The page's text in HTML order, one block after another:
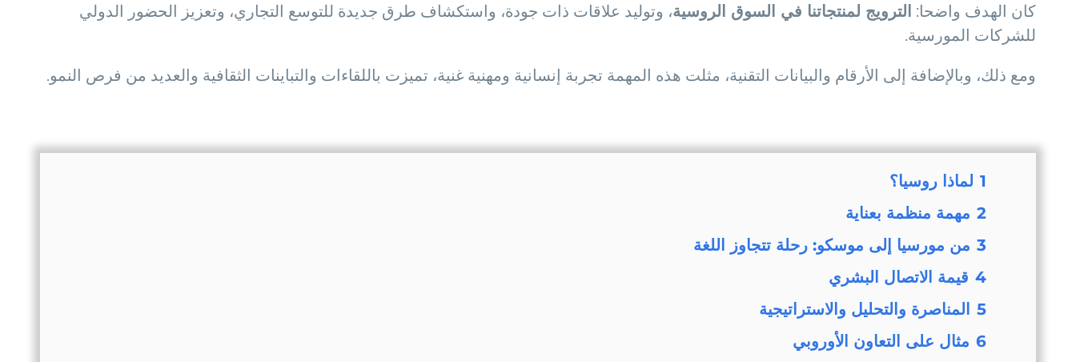
كان الهدف واضحا: الترويج لمنتجاتنا في السوق الروسية، وتوليد علاقات ذات جودة، واستكشاف طرق جديدة للتوسع التجاري، وتعزيز الحضور الدولي
للشركات المورسية.
ومع ذلك، وبالإضافة إلى الأرقام والبيانات التقنية، مثلت هذه المهمة تجربة إنسانية ومهنية غنية، تميزت باللقاءات والتباينات الثقافية والعديد من فرص النمو.
1 لماذا روسيا؟
2 مهمة منظمة بعناية
3 من مورسيا إلى موسكو: رحلة تتجاوز اللغة
4 قيمة الاتصال البشري
5
المناصرة والتحليل والاستراتيجية
6 مثال على التعاون الأوروبي